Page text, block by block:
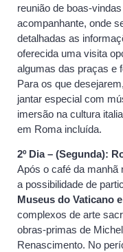
reunião de boas-
acompanhante, onde
detalhadas as
oferecida uma visita
algumas das praças e
Para os que
jantar especial com
imersão na cultura
em Roma incluída.
2º Dia – (Segunda):
Após o café da manhã
a possibilidade de
Museus do Vaticano
complexos de arte
obras-primas de
Renascimento. No